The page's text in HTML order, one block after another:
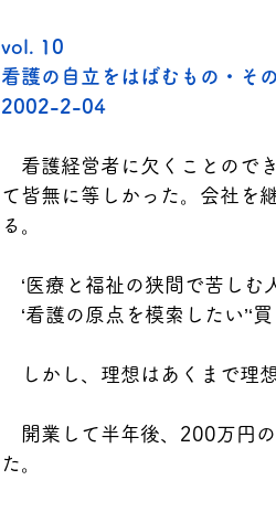
vol. 10
2002-2-04
看護経営者に欠くことので
て皆無に等しかった。会社を
る。
‘医療と福祉の狭間で苦しむ
‘看護の原点を模索したい’‘
しかし、理想はあくまで理
開業して半年後、200万円の
た。